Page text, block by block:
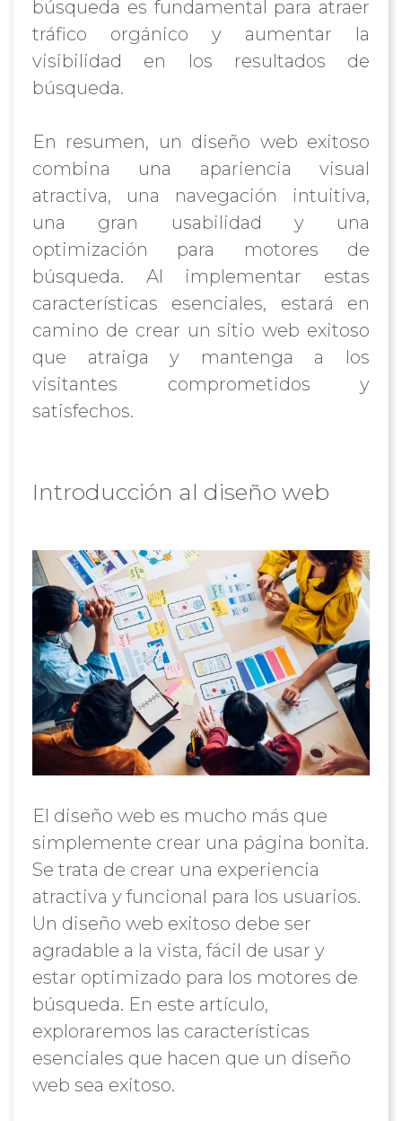
búsqueda es fundamental para atraer
tráfico orgánico y aumentar la
visibilidad en los resultados de
búsqueda.
En resumen, un diseño web exitoso
combina una apariencia visual
atractiva, una navegación intuitiva,
una gran usabilidad y una
optimización para motores de
búsqueda. Al implementar estas
características esenciales, estará en
camino de crear un sitio web exitoso
que atraiga y mantenga a los
visitantes comprometidos y
satisfechos.
Introducción al diseño web
El diseño web es mucho más que
simplemente crear una página bonita.
Se trata de crear una experiencia
atractiva y funcional para los usuarios.
Un diseño web exitoso debe ser
agradable a la vista, fácil de usar y
estar optimizado para los motores de
búsqueda. En este artículo,
exploraremos las características
esenciales que hacen que un diseño
web sea exitoso.